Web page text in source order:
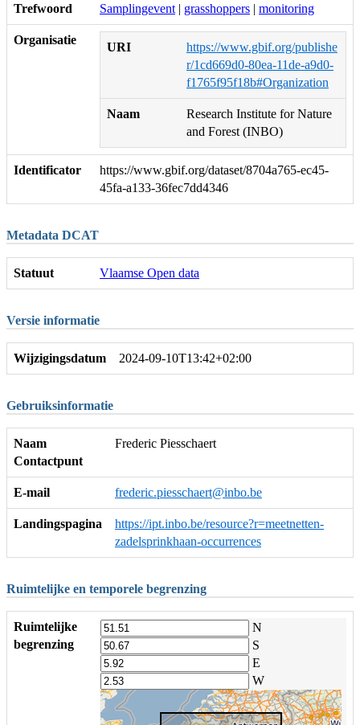
Trefwoord Samplingevent | grasshoppers | monitoring
Organisatie
URI
https://www.gbif.org/publishe
r/1cd669d0-80ea-11de-a9d0-
f1765f95f18b#Organization
Naam
Research Institute for Nature
and Forest (INBO)
Identificator
https://www.gbif.org/dataset/8704a765-ec45-
45fa-a133-36fec7dd4346
Metadata DCAT
Statuut Vlaamse Open data
Versie informatie
Wijzigingsdatum 2024-09-10T13:42+02:00
Gebruiksinformatie
Naam
Contactpunt
Frederic Piesschaert
E-mail frederic.piesschaert@inbo.be
Landingspagina
https://ipt.inbo.be/resource?r=meetnetten-
zadelsprinkhaan-occurrences
Ruimtelijke en temporele begrenzing
Ruimtelijke
begrenzing
N
S
E
W